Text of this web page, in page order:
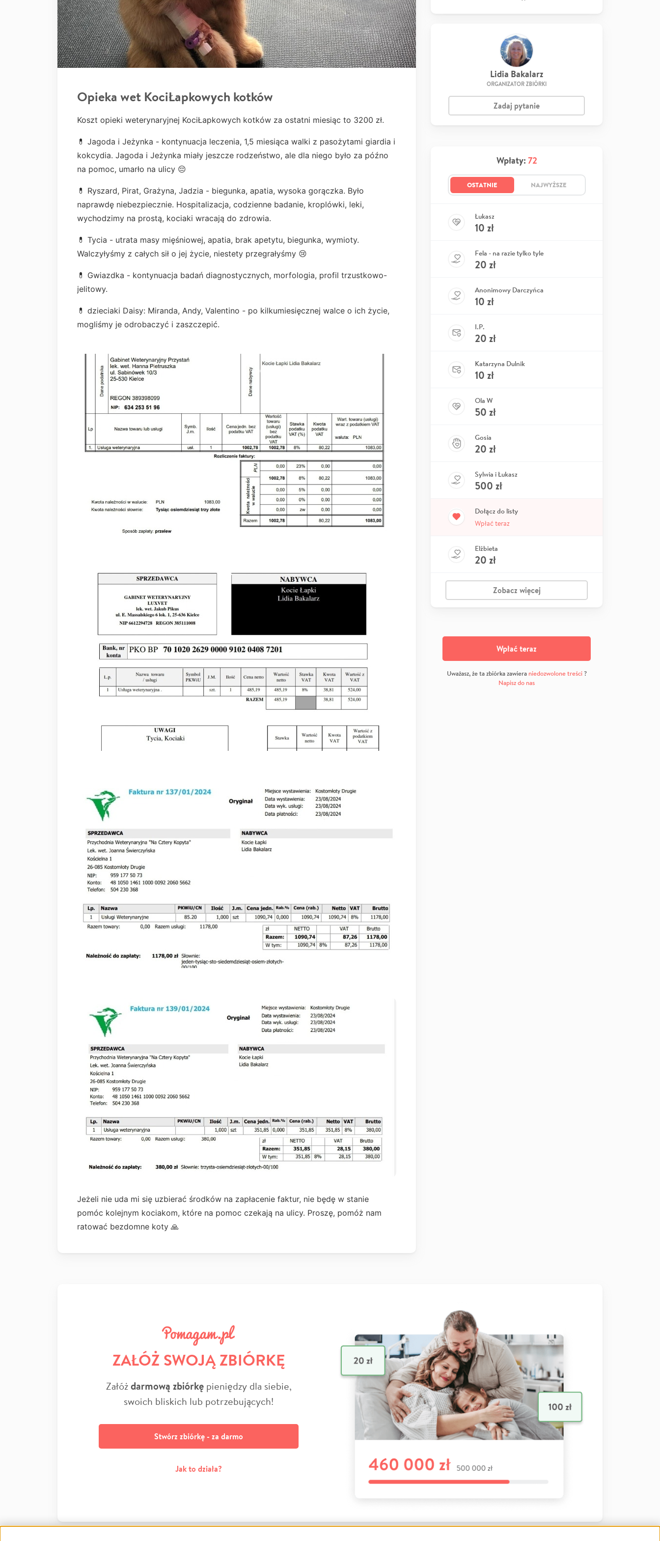
Opieka wet KociŁapkowych kotków
Koszt opieki weterynaryjnej KociŁapkowych kotków za ostatni miesiąc to 3200 zł.
💊 Jagoda i Jeżynka - kontynuacja leczenia, 1,5 miesiąca walki z pasożytami giardia i
kokcydia. Jagoda i Jeżynka miały jeszcze rodzeństwo, ale dla niego było za późno
na pomoc, umarło na ulicy 😔
💊 Ryszard, Pirat, Grażyna, Jadzia - biegunka, apatia, wysoka gorączka. Było
naprawdę niebezpiecznie. Hospitalizacja, codzienne badanie, kroplówki, leki,
wychodzimy na prostą, kociaki wracają do zdrowia.
💊 Tycia - utrata masy mięśniowej, apatia, brak apetytu, biegunka, wymioty.
Walczyłyśmy z całych sił o jej życie, niestety przegrałyśmy 😢
💊 Gwiazdka - kontynuacja badań diagnostycznych, morfologia, profil trzustkowo-
jelitowy.
💊 dzieciaki Daisy: Miranda, Andy, Valentino - po kilkumiesięcznej walce o ich życie,
mogliśmy je odrobaczyć i zaszczepić.
Jeżeli nie uda mi się uzbierać środków na zapłacenie faktur, nie będę w stanie
pomóc kolejnym kociakom, które na pomoc czekają na ulicy. Proszę, pomóż nam
ratować bezdomne koty 🙏
Lidia Bakalarz
ORGANIZATOR ZBIÓRKI
Zadaj pytanie
Wpłaty: 72
OSTATNIE NAJWYŻSZE
Łukasz
10 zł
Fela - na razie tylko tyle
20 zł
Anonimowy Darczyńca
10 zł
I.P.
20 zł
Katarzyna Dulnik
10 zł
Ola W
50 zł
Gosia
20 zł
Sylwia i Łukasz
500 zł
Dołącz do listy
Wpłać teraz
Elżbieta
20 zł
Zobacz więcej
Wpłać teraz
Uważasz, że ta zbiórka zawiera niedozwolone treści?
Napisz do nas
ZAŁÓŻ SWOJĄ ZBIÓRKĘ
Załóżdarmową zbiórkępieniędzy dla siebie,
swoich bliskich lub potrzebujących!
Stwórz zbiórkę - za darmo
Jak to działa?